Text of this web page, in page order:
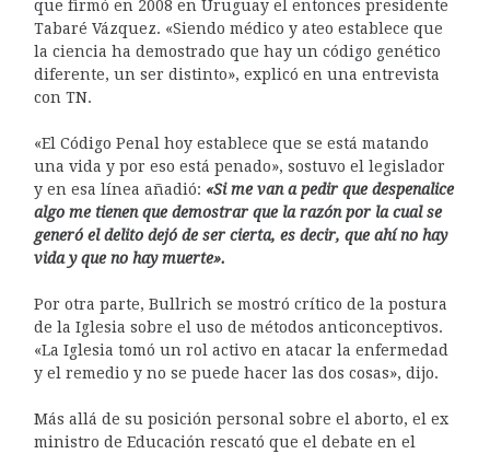
que firmó en 2008 en Uruguay el entonces presidente
Tabaré Vázquez. «Siendo médico y ateo establece que
la ciencia ha demostrado que hay un código genético
diferente, un ser distinto», explicó en una entrevista
con TN.
«El Código Penal hoy establece que se está matando
una vida y por eso está penado», sostuvo el legislador
y en esa línea añadió: «Si me van a pedir que despenalice
algo me tienen que demostrar que la razón por la cual se
generó el delito dejó de ser cierta, es decir, que ahí no hay
vida y que no hay muerte».
Por otra parte, Bullrich se mostró crítico de la postura
de la Iglesia sobre el uso de métodos anticonceptivos.
«La Iglesia tomó un rol activo en atacar la enfermedad
y el remedio y no se puede hacer las dos cosas», dijo.
Más allá de su posición personal sobre el aborto, el ex
ministro de Educación rescató que el debate en el